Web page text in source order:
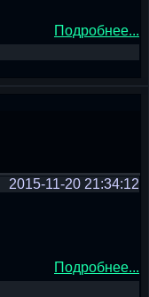
Подробнее...
2015-11-20 21:34:12
Подробнее...